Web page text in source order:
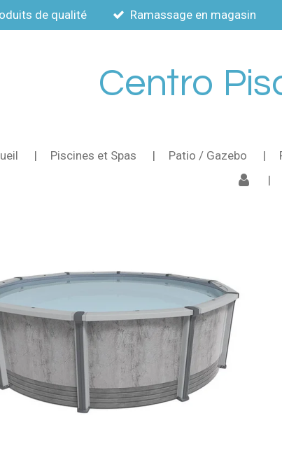
de qualité Ramassage en magasin
Centro
Piscines et Spas Patio / Gazebo